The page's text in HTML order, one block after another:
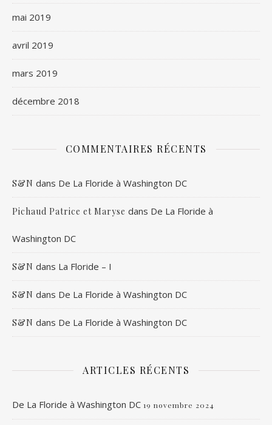
mai 2019
avril 2019
mars 2019
décembre 2018
COMMENTAIRES RÉCENTS
S&N dans De La Floride à Washington DC
Pichaud Patrice et Maryse dans De La Floride à
Washington DC
S&N dans La Floride – I
S&N dans De La Floride à Washington DC
S&N dans De La Floride à Washington DC
ARTICLES RÉCENTS
De La Floride à Washington DC 19 novembre 2024